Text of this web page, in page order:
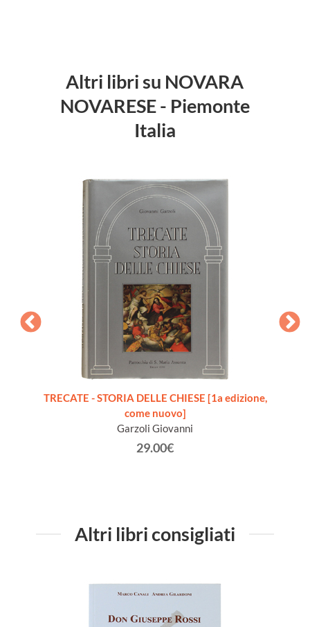
Altri libri su NOVARA
NOVARESE - Piemonte
Italia
TRECATE - STORIA DELLE CHIESE [1a edizione,
come nuovo]
Garzoli Giovanni
29.00€
Altri libri consigliati